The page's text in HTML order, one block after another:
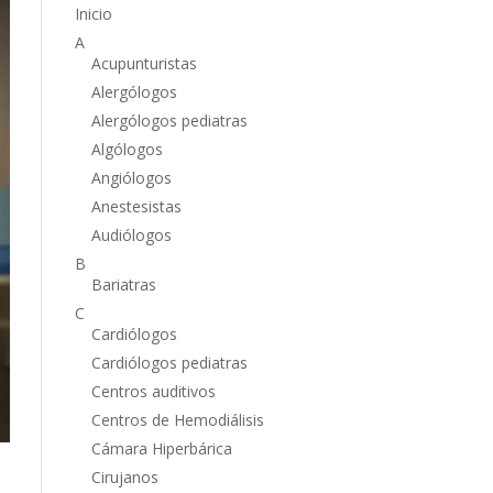
Inicio
A
Acupunturistas
Alergólogos
Alergólogos pediatras
Algólogos
Angiólogos
Anestesistas
Audiólogos
B
Bariatras
C
Cardiólogos
Cardiólogos pediatras
Centros auditivos
Centros de Hemodiálisis
Cámara Hiperbárica
Cirujanos